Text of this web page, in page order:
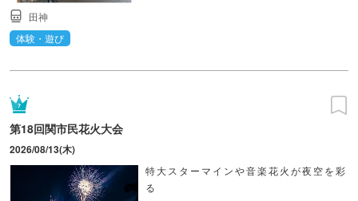
田神
体験・遊び
第18回関市民花火大会
2026/08/13(木)
特大スターマインや音楽花火が夜空を彩
る